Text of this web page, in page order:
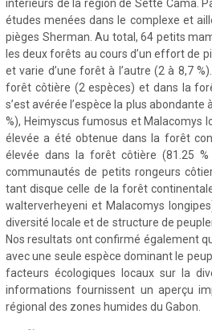
intérieurs de la région de Setté Cama.
études menées dans le complexe et
pièges Sherman. Au total, 64 petits
les deux forêts au cours d’un effort de
et varie d’une forêt à l’autre (2 à 8,7
forêt côtière (2 espèces) et dans la
s’est avérée l’espèce la plus
%), Heimyscus fumosus et Malacomys
élevée a été obtenue dans la forêt
élevée dans la forêt côtière (81.25
communautés de petits rongeurs
tant disque celle de la forêt
walterverheyeni et Malacomys
diversité locale et de structure de
Nos resultats ont confirmé également
avec une seule espèce dominant le
facteurs écologiques locaux sur la
informations fournissent un aperçu
régional des zones humides du Gabon.